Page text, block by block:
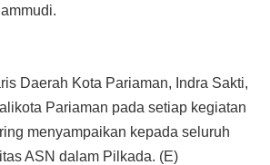
Daerah Kota Pariaman, Indra Sakti,
Pariaman pada setiap kegiatan
menyampaikan kepada seluruh
ASN dalam Pilkada. (E)